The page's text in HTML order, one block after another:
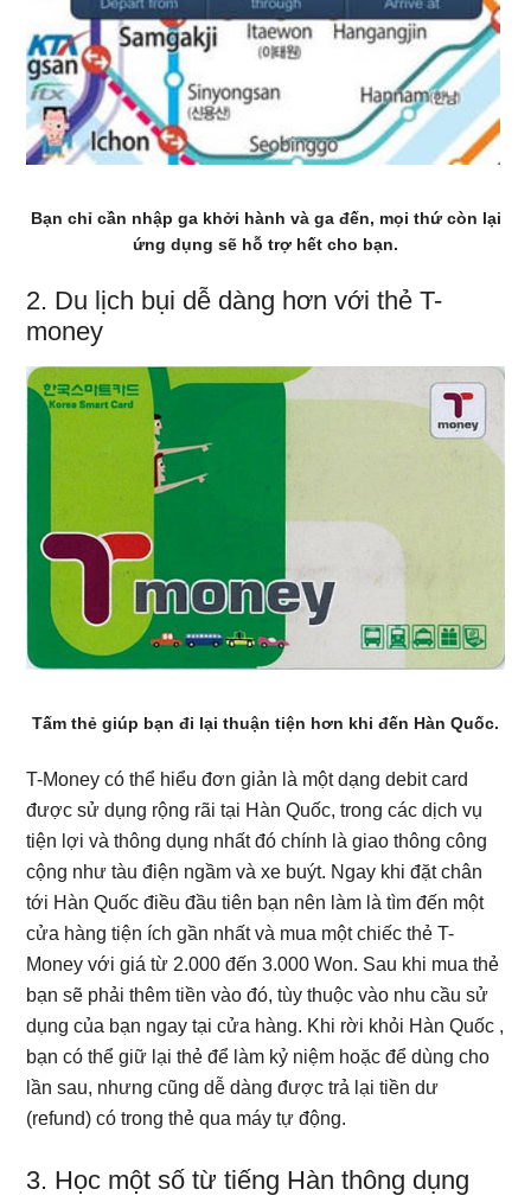
Bạn chỉ cần nhập ga khởi hành và ga đến, mọi thứ còn lại
ứng dụng sẽ hỗ trợ hết cho bạn.
2. Du lịch bụi dễ dàng hơn với thẻ T-
money
Tấm thẻ giúp bạn đi lại thuận tiện hơn khi đến Hàn Quốc.
T-Money có thể hiểu đơn giản là một dạng debit card
được sử dụng rộng rãi tại Hàn Quốc, trong các dịch vụ
tiện lợi và thông dụng nhất đó chính là giao thông công
cộng như tàu điện ngầm và xe buýt. Ngay khi đặt chân
tới Hàn Quốc điều đầu tiên bạn nên làm là tìm đến một
cửa hàng tiện ích gần nhất và mua một chiếc thẻ T-
Money với giá từ 2.000 đến 3.000 Won. Sau khi mua thẻ
bạn sẽ phải thêm tiền vào đó, tùy thuộc vào nhu cầu sử
dụng của bạn ngay tại cửa hàng. Khi rời khỏi Hàn Quốc ,
bạn có thể giữ lại thẻ để làm kỷ niệm hoặc để dùng cho
lần sau, nhưng cũng dễ dàng được trả lại tiền dư
(refund) có trong thẻ qua máy tự động.
3. Học một số từ tiếng Hàn thông dụng